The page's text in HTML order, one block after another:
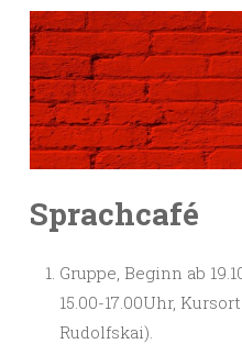
Sprachcafé
Gruppe, Beginn ab
15.00-17.00Uhr,
Rudolfskai).